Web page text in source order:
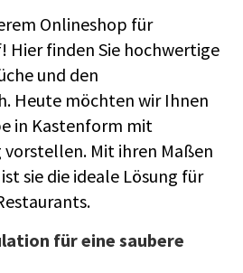
Onlineshop für
Hier finden Sie hochwertige
und den
Heute möchten wir Ihnen
in Kastenform mit
Mit ihren Maßen
sie die ideale Lösung für
für eine saubere